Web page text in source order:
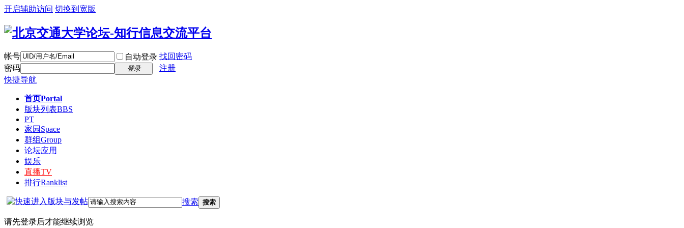
开启辅助访问 切换到宽版
帐号 自动登录 找回密码
密码
登录
注册
快捷导航
首页Portal
版块列表BBS
PT
家园 Space
群组Group
论坛应用
娱乐
直播TV
排行Ranklist
搜索 搜索
请先登录后才能继续浏览